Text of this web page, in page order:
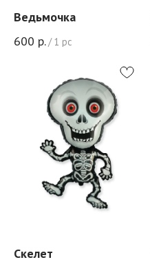
Ведьмочка
600 р./ 1 pc
Скелет